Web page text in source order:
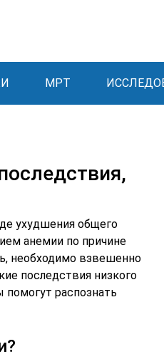
МРТ
ухудшения общего
анемии по причине
необходимо взвешенно
последствия низкого
помогут распознать